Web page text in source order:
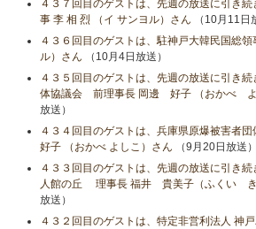
４３７回目のゲストは、先週の放送に引き
事 李 相 烈 （イ サンヨル）さん （10月11日
４３６回目のゲストは、駐神戸大韓民国総領
ル）さん （10月4日放送）
４３５回目のゲストは、先週の放送に引き
体協議会 前理事長 岡邊 好子 （おかべ よ
放送）
４３４回目のゲストは、兵庫県原爆被害者
好子 （おかべ よしこ）さん （9月20日放送）
４３３回目のゲストは、先週の放送に引き
人館の丘 理事長 福井 貴美子（ふくい
放送）
４３２回目のゲストは、特定非営利法人 神